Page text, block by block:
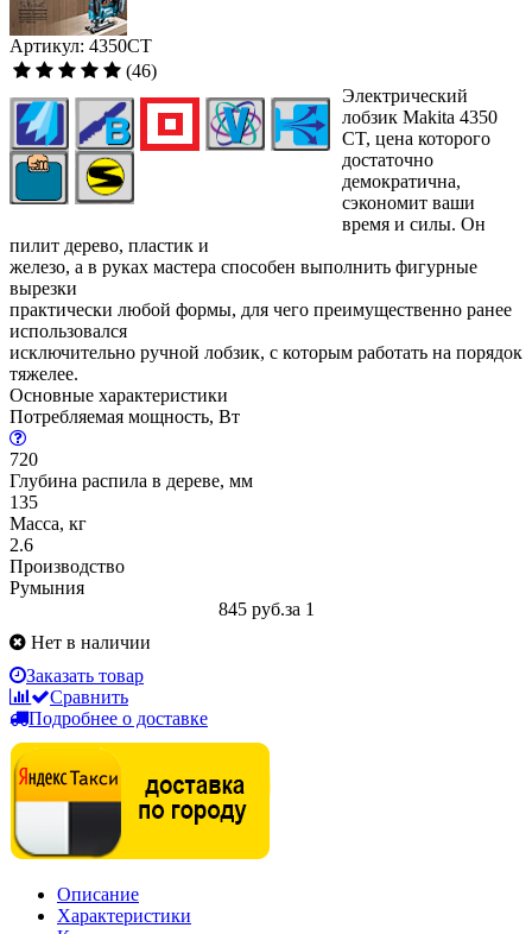
Артикул: 4350CT
(46)
Электрический
лобзик Makita 4350
CT, цена которого
достаточно
демократична,
сэкономит ваши
время и силы. Он
пилит дерево, пластик и
железо, а в руках мастера способен выполнить фигурные
вырезки
практически любой формы, для чего преимущественно ранее
использовался
исключительно ручной лобзик, с которым работать на порядок
тяжелее.
Основные характеристики
Потребляемая мощность, Вт
720
Глубина распила в дереве, мм
135
Масса, кг
2.6
Производство
Румыния
845 руб.за 1
Нет в наличии
Заказать товар
Сравнить
Подробнее о доставке
Описание
Характеристики